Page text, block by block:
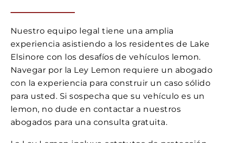
Nuestro equipo legal tiene una amplia
experiencia asistiendo a los residentes de Lake
Elsinore con los desafíos de vehículos lemon.
Navegar por la Ley Lemon requiere un abogado
con la experiencia para construir un caso sólido
para usted. Si sospecha que su vehículo es un
lemon, no dude en contactar a nuestros
abogados para una consulta gratuita.